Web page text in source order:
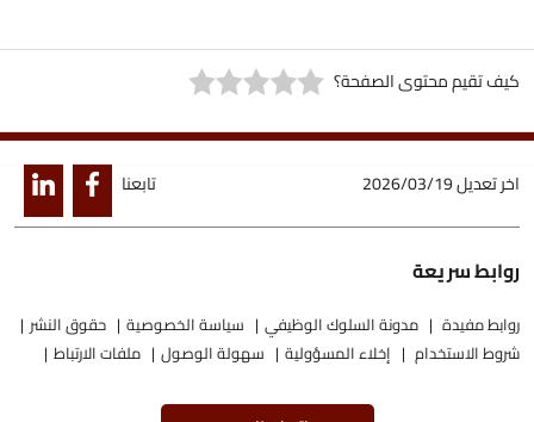
كيف تقيم محتوى الصفحة؟
اخر تعديل2026/03/19 تابعنا
روابط سريعة
روابط مفيدة مدونة السلوك الوظيفي سياسة الخصوصية
حقوق النشر
شروط الاستخدام
إخلاء المسؤولية سهولة الوصول ملفات الارتباط